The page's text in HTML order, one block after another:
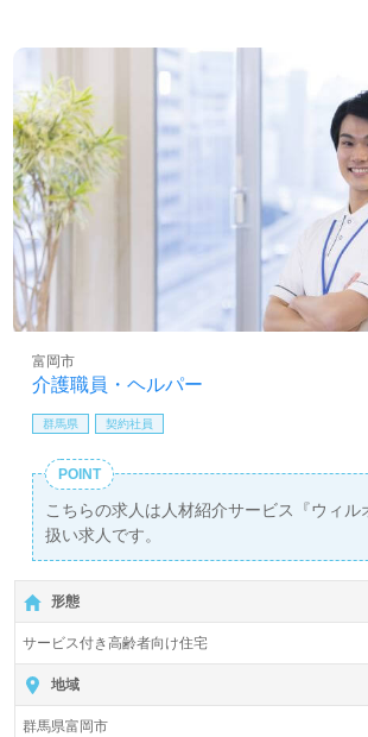
介護職員・ヘルパー
富岡市
群馬県 契約社員
POINT
こちらの求人は人材紹介サービス『ウィル
扱い求人です。
詳細に関してお気軽にご相談ください♪
【無料】で皆さんの転職活動をサポートい
形態
サービス付き高齢者向け住宅
地域
群馬県富岡市